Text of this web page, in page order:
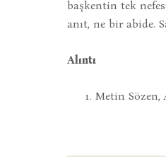
başkentin tek
anıt, ne bir abide.
Alıntı
Metin Sözen,